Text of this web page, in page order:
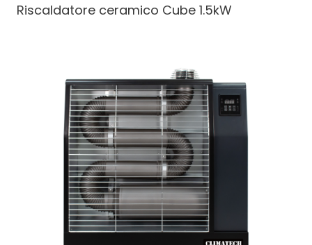
Riscaldatore ceramico Cube 1.5kW